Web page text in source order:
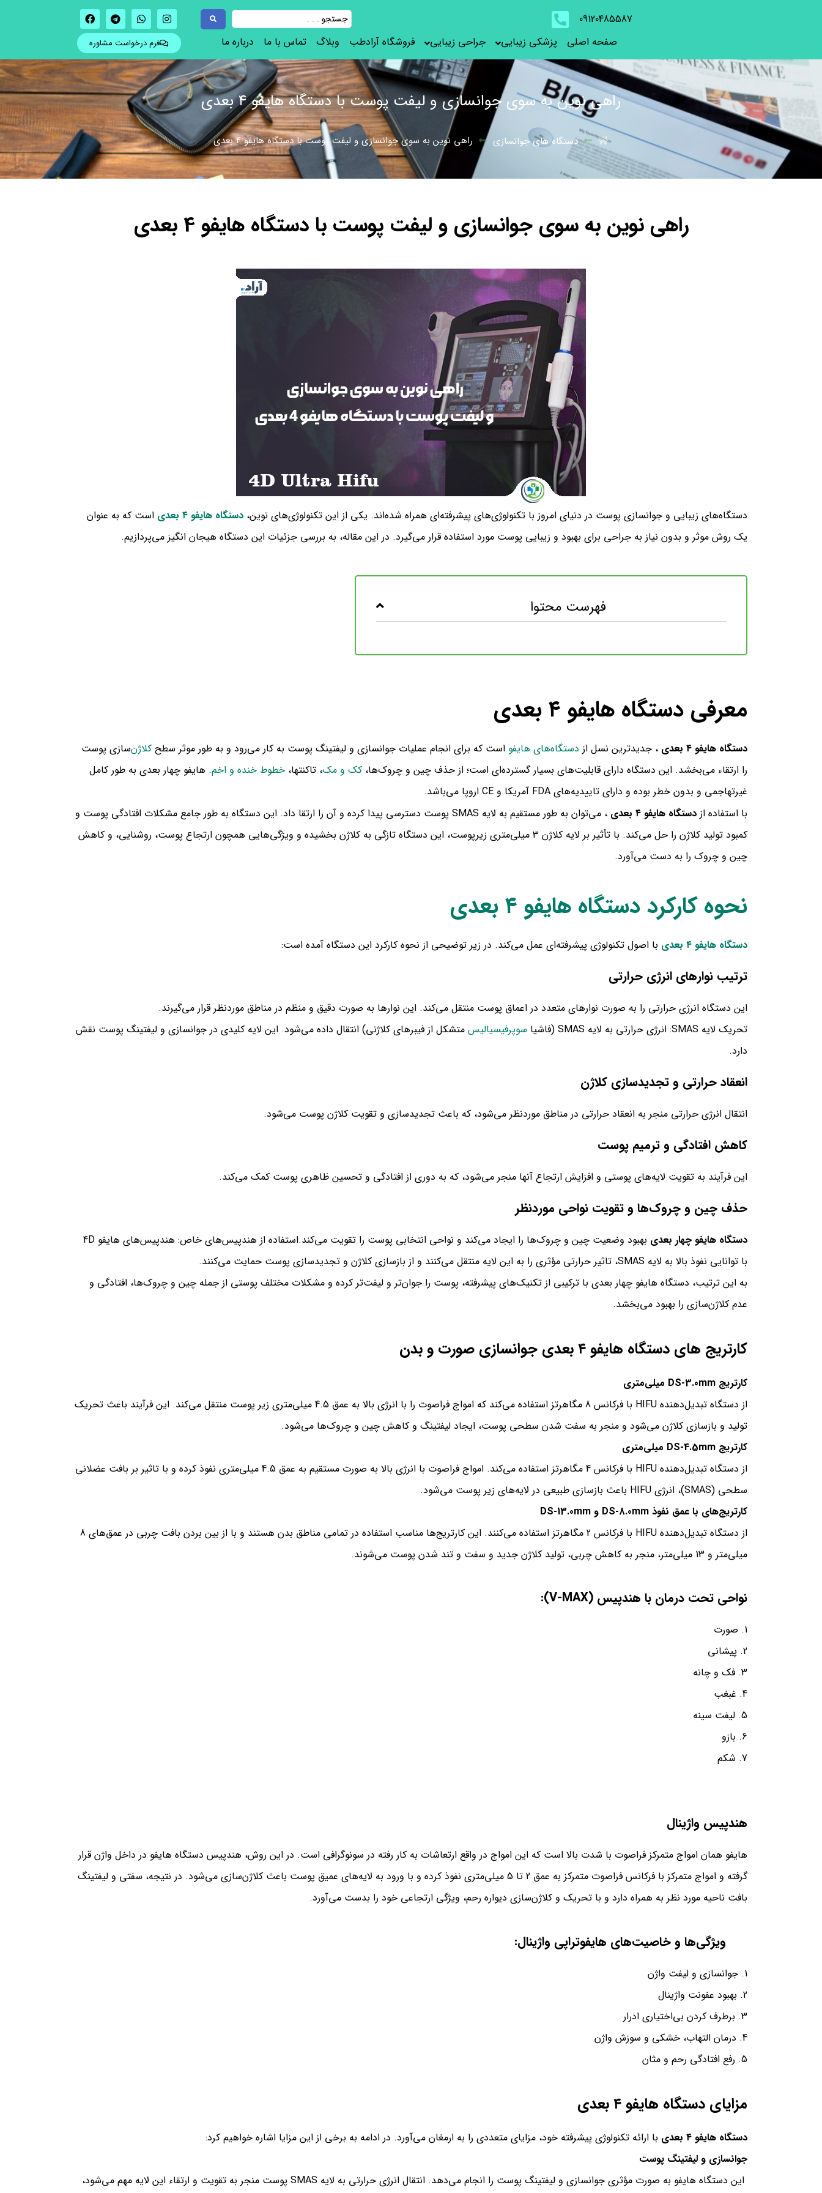
صفحه اصلی
پزشکی زیبایی جراحی زیبایی فروشگاه آرادطب وبلاگ تماس با ما درباره ما فرم درخواست مشاوره
راهی نوین به سوی جوانسازی و لیفت پوست با دستگاه هایفو ۴ بعدی
دستگاه های جوانسازی راهی نوین به سوی جوانسازی و لیفت پوست با دستگاه هایفو ۴ بعدی
راهی نوین به سوی جوانسازی و لیفت پوست با دستگاه هایفو 4 بعدی​
دستگاه‌های زیبایی و جوانسازی پوست در دنیای امروز با تکنولوژی‌های پیشرفته‌ای همراه شده‌اند. یکی از این تکنولوژی‌های نوین، دستگاه هایفو ۴ بعدی
است که به عنوان
یک روش موثر و بدون نیاز به جراحی برای بهبود و زیبایی پوست مورد استفاده قرار می‌گیرد. در این مقاله، به بررسی جزئیات این دستگاه هیجان انگیز می‌پردازیم.
فهرست محتوا
معرفی دستگاه هایفو ۴ بعدی
دستگاه هایفو ۴ بعدی ، جدیدترین نسل از دستگاه‌های هایفو است که برای انجام عملیات جوانسازی و لیفتینگ پوست به کار می‌رود و به طور موثر سطح کلاژن‌سازی پوست
را ارتقاء می‌بخشد. این دستگاه دارای قابلیت‌های بسیار گسترده‌ای است؛ از حذف چین و چروک‌ها، کک و مک، تاکنتها، خطوط خنده و اخم. هایفو چهار بعدی به طور کامل
غیرتهاجمی و بدون خطر بوده و دارای تاییدیه‌های FDA آمریکا و CE اروپا می‌باشد.
با استفاده از دستگاه هایفو ۴ بعدی
، می‌توان به طور مستقیم به لایه SMAS پوست دسترسی پیدا کرده و آن را ارتقا داد. این دستگاه به طور جامع مشکلات افتادگی پوست و
کمبود تولید کلاژن را حل می‌کند. با تأثیر بر لایه کلاژن ۳ میلی‌متری زیرپوست، این دستگاه تازگی به کلاژن بخشیده و ویژگی‌هایی همچون ارتجاع پوست، روشنایی، و کاهش
چین و چروک را به دست می‌آورد.
نحوه کارکرددستگاه هایفو ۴ بعدی
دستگاه هایفو ۴ بعدی با اصول تکنولوژی پیشرفته‌ای عمل می‌کند. در زیر توضیحی از نحوه کارکرد این دستگاه آمده است:
ترتیب نوارهای انرژی حرارتی
این دستگاه انرژی حرارتی را به صورت نوارهای متعدد در اعماق پوست منتقل می‌کند. این نوارها به صورت دقیق و منظم در مناطق موردنظر قرار می‌گیرند.
تحریک لایه SMAS: انرژی حرارتی به لایه SMAS (فاشیا
سوپرفیسیالیس متشکل از فیبرهای کلاژنی) انتقال داده می‌شود. این لایه کلیدی در جوانسازی و لیفتینگ پوست نقش
دارد.
انعقاد حرارتی و تجدیدسازی کلاژن
انتقال انرژی حرارتی منجر به انعقاد حرارتی در مناطق موردنظر می‌شود، که باعث تجدیدسازی و تقویت کلاژن پوست می‌شود.
کاهش افتادگی و ترمیم پوست
این فرآیند به تقویت لایه‌های پوستی و افزایش ارتجاع آنها منجر می‌شود، که به دوری از افتادگی و تحسین ظاهری پوست کمک می‌کند.
حذف چین و چروک‌ها و تقویت نواحی موردنظر
دستگاه هایفو چهار بعدی
بهبود وضعیت چین و چروک‌ها را ایجاد می‌کند و نواحی انتخابی پوست را تقویت می‌کند.استفاده از هندپیس‌های خاص: هندپیس‌های هایفو 4D
با توانایی نفوذ بالا به لایه SMAS، تاثیر حرارتی مؤثری را به این لایه منتقل می‌کنند و از بازسازی کلاژن و تجدیدسازی پوست حمایت می‌کنند.
به این ترتیب، دستگاه هایفو چهار بعدی با ترکیبی از تکنیک‌های پیشرفته، پوست را جوان‌تر و لیفت‌تر کرده و مشکلات مختلف پوستی از جمله چین و چروک‌ها، افتادگی و
عدم کلاژن‌سازی را بهبود می‌بخشد.
کارتریج های دستگاه هایفو ۴ بعدی جوانسازی صورت و بدن
کارتریج DS-3.0mm میلی‌متری
از دستگاه تبدیل‌دهنده HIFU با فرکانس 8 مگاهرتز استفاده می‌کند که امواج فراصوت را با انرژی بالا به عمق 4.5 میلی‌متری زیر پوست منتقل می‌کند. این فرآیند باعث تحریک
تولید و بازسازی کلاژن می‌شود و منجر به سفت شدن سطحی پوست، ایجاد لیفتینگ و کاهش چین و چروک‌ها می‌شود.
کارتریج DS-4.5mm میلی‌متری
از دستگاه تبدیل‌دهنده HIFU با فرکانس 4 مگاهرتز استفاده می‌کند. امواج فراصوت با انرژی بالا به صورت مستقیم به عمق 4.5 میلی‌متری نفوذ کرده و با تاثیر بر بافت عضلانی
سطحی (SMAS)، انرژی HIFU باعث بازسازی طبیعی در لایه‌های زیر پوست می‌شود.
کارتریج‌های با عمق نفوذ DS-8.0mm و DS-13.0mm
از دستگاه تبدیل‌دهنده HIFU با فرکانس 2 مگاهرتز استفاده می‌کنند. این کارتریج‌ها مناسب استفاده در تمامی مناطق بدن هستند و با از بین بردن بافت چربی در عمق‌های 8
میلی‌متر و 13 میلی‌متر، منجر به کاهش چربی، تولید کلاژن جدید و سفت و تند شدن پوست می‌شوند.
نواحی تحت درمان با هندپیس (V-MAX
):
صورت
پیشانی
فک و چانه
غبغب
لیفت سینه
بازو
شکم
هندپیس واژینال
هایفو همان امواج متمرکز فراصوت با شدت بالا است که این امواج در واقع ارتعاشات به کار رفته در سونوگرافی است. در این روش، هندپیس دستگاه هایفو در داخل واژن قرار
گرفته و امواج متمرکز با فرکانس فراصوت متمرکز به عمق 2 تا 5 میلی‌متری نفوذ کرده و با ورود به لایه‌های عمیق پوست باعث کلاژن‌سازی می‌شود. در نتیجه، سفتی و لیفتینگ
بافت ناحیه مورد نظر به همراه دارد و با تحریک و کلاژن‌سازی دیواره رحم، ویژگی ارتجاعی خود را بدست می‌آورد.
ویژگی‌ها و خاصیت‌های هایفوتراپی واژینال:
جوانسازی و لیفت واژن
بهبود عفونت واژینال
برطرف کردن بی‌اختیاری ادرار
درمان التهاب، خشکی و سوزش واژن
رفع افتادگی رحم و مثان
مزایای دستگاه هایفو ۴ بعدی
دستگاه هایفو ۴ بعدی
با ارائه تکنولوژی پیشرفته خود، مزایای متعددی را به ارمغان می‌آورد. در ادامه به برخی از این مزایا اشاره خواهیم کرد:
جوانسازی و لیفتینگ پوست
این دستگاه هایفو به صورت مؤثری جوانسازی و لیفتینگ پوست را انجام می‌دهد. انتقال انرژی حرارتی به لایه SMAS پوست منجر به تقویت و ارتقاء این لایه مهم می‌شود،